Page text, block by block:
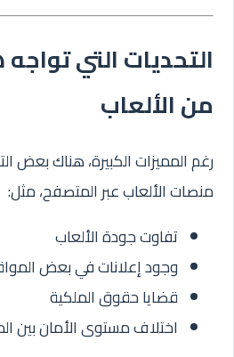
التحديات التي تواجه
من الألعاب
رغم المميزات الكبيرة، هناك بعض
منصات الألعاب عبر المتصفح، مثل:
تفاوت جودة الألعاب
وجود إعلانات في بعض
قضايا حقوق الملكية
اختلاف مستوى الأمان بين